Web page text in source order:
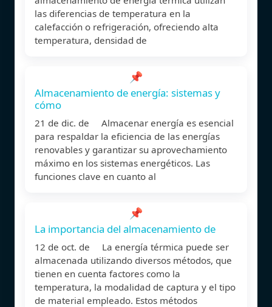
las diferencias de temperatura en la
calefacción o refrigeración, ofreciendo alta
temperatura, densidad de
📌
Almacenamiento de energía: sistemas y
cómo
21 de dic. de Almacenar energía es esencial
para respaldar la eficiencia de las energías
renovables y garantizar su aprovechamiento
máximo en los sistemas energéticos. Las
funciones clave en cuanto al
📌
La importancia del almacenamiento de
12 de oct. de La energía térmica puede ser
almacenada utilizando diversos métodos, que
tienen en cuenta factores como la
temperatura, la modalidad de captura y el tipo
de material empleado. Estos métodos